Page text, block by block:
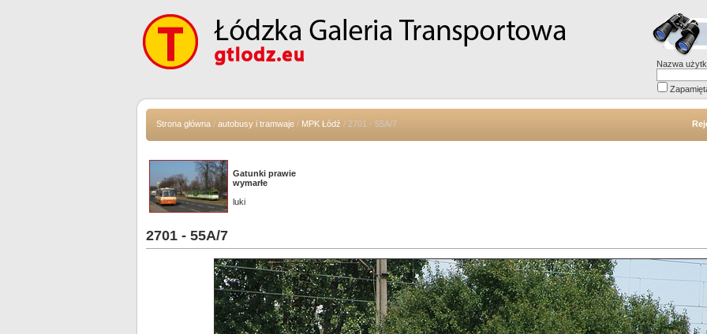
Nazwa
Strona główna / autobusy i tramwaje / MPK Łódź / 2701 - 55A/7
Gatunki prawie
wymarłe
luki
2701 - 55A/7